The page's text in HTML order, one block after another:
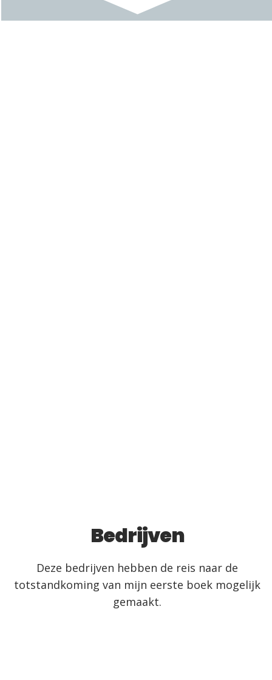
Bedrijven
Deze bedrijven hebben de reis naar de
totstandkoming van mijn eerste boek mogelijk
gemaakt.